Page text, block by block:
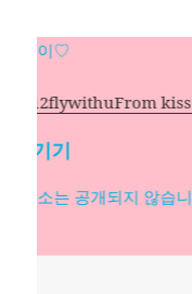
은이♡
12글쓴이
flywithu카테고리
From
남기기
주소는 공개되지 않습니